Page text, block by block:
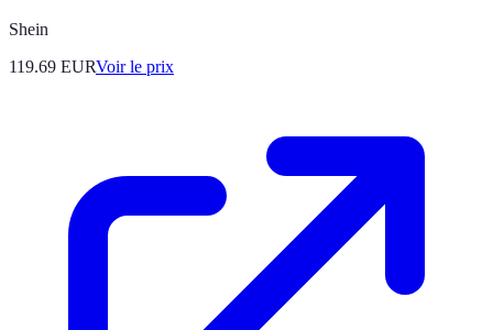
Shein
119.69 EURVoir le prix